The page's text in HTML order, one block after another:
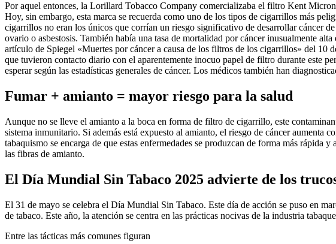
Por aquel entonces, la Lorillard Tobacco Company comercializaba el filtro Kent
Hoy, sin embargo, esta marca se recuerda como uno de los tipos de cigarrillos más
cigarrillos no eran los únicos que corrían un riesgo significativo de desarrollar cáncer
ovario o asbestosis. También había una tasa de mortalidad por cáncer inusualmente
artículo de Spiegel «Muertes por cáncer a causa de los filtros de los cigarrillos» del 10
que tuvieron contacto diario con el aparentemente inocuo papel de filtro durante este
esperar según las estadísticas generales de cáncer. Los médicos también han
Fumar + amianto = mayor riesgo para la salud
Aunque no se lleve el amianto a la boca en forma de filtro de cigarrillo, este
sistema inmunitario. Si además está expuesto al amianto, el riesgo de cáncer aumenta
tabaquismo se encarga de que estas enfermedades se produzcan de forma más rápida
las fibras de amianto.
El Día Mundial Sin Tabaco 2025 advierte de los
El 31 de mayo se celebra el Día Mundial Sin Tabaco. Este día de acción se puso en
de tabaco. Este año, la atención se centra en las prácticas nocivas de la industria
Entre las tácticas más comunes figuran